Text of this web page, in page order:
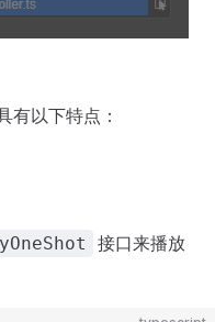
有以下特点：
接口来播放